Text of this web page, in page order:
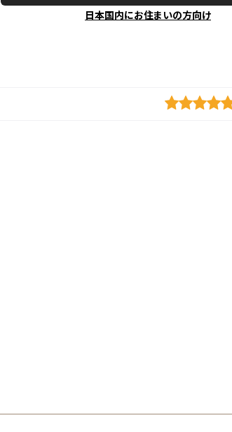
日本国内にお住まいの方向け